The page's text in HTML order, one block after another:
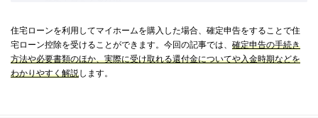
還付金が入金される時期や金額は？
還付時期
住宅ローンを利用してマイホームを購入した場合、確定申告をすることで住
宅ローン控除を受けることができます。今回の記事では、 確定申告の手続き
方法や必要書類のほか、実際に受け取れる還付金についてや入金時期などを
わかりやすく解説します。